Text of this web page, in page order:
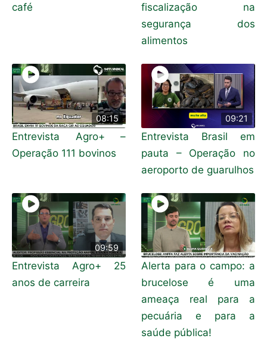
café
fiscalização na
segurança dos
alimentos
08:15
Entrevista Agro+ –
Operação 111 bovinos
09:21
Entrevista Brasil em
pauta – Operação no
aeroporto de guarulhos
09:59
Entrevista Agro+ 25
anos de carreira
Alerta para o campo: a
brucelose é uma
ameaça real para a
pecuária e para a
saúde pública!